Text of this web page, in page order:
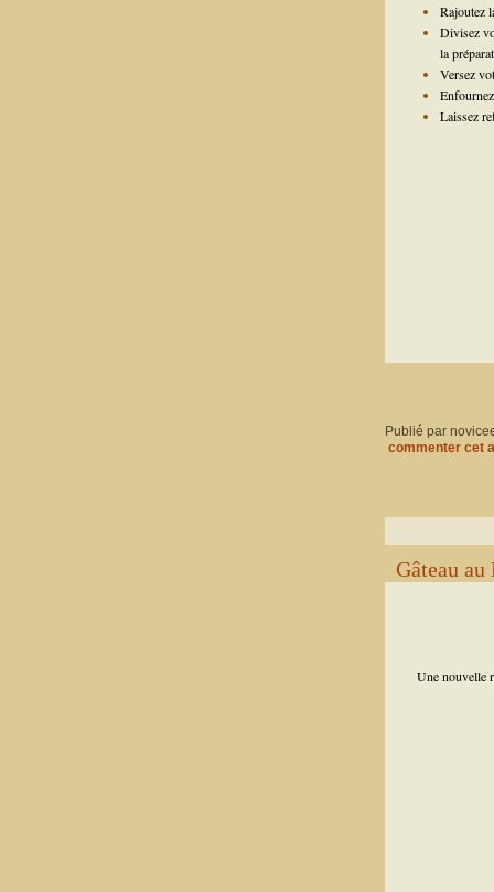
Rajoutez
Divisez
la
Versez
Laissez
Publié par
commenter cet
Gâteau
Une nouvelle